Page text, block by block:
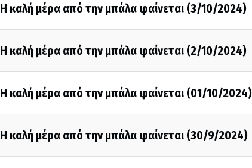
Η καλή μέρα από την μπάλα φαίνεται (3/10/2024)
Η καλή μέρα από την μπάλα φαίνεται (2/10/2024)
Η καλή μέρα από την μπάλα φαίνεται (01/10/2024)
Η καλή μέρα από την μπάλα φαίνεται (30/9/2024)